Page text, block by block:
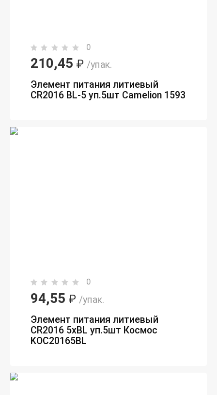
0
210,45 ₽ /упак.
Элемент питания литиевый
CR2016 BL-5 уп.5шт Camelion 1593
0
94,55 ₽ /упак.
Элемент питания литиевый
CR2016 5хBL уп.5шт Космос
KOC20165BL